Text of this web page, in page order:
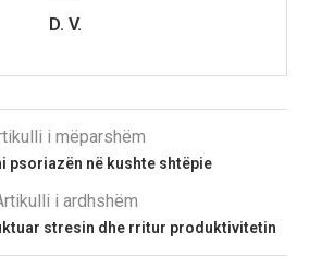
D. V.
i mëparshëm
psoriazën në kushte shtëpie
i ardhshëm
stresin dhe rritur produktivitetin